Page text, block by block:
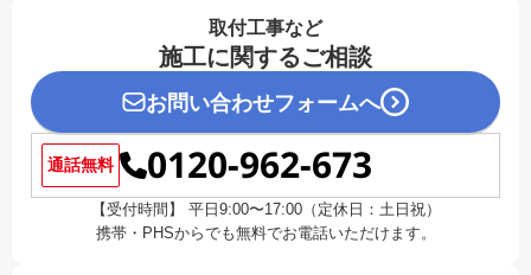
取付工事など
施工に関するご相談
お問い合わせフォームへ
通話無料 0120-962-673
【受付時間】 平日9:00〜17:00（定休日：土日祝）
携帯・PHSからでも無料でお電話いただけます。